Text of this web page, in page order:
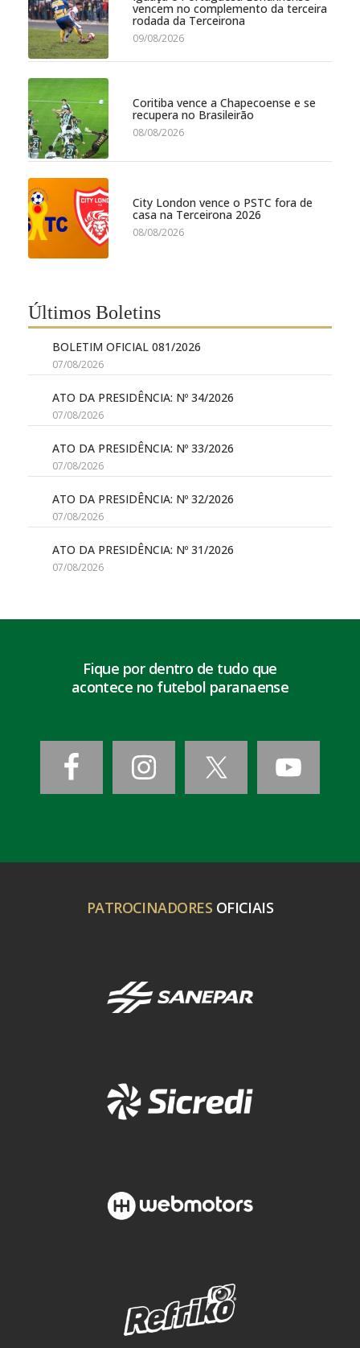
vencem no complemento da terceira
rodada da Terceirona
09/08/2026
Coritiba vence a Chapecoense e se
recupera no Brasileirão
08/08/2026
City London vence o PSTC fora de
casa na Terceirona 2026
08/08/2026
Últimos Boletins
BOLETIM OFICIAL 081/2026
07/08/2026
ATO DA PRESIDÊNCIA: Nº 34/2026
07/08/2026
ATO DA PRESIDÊNCIA: Nº 33/2026
07/08/2026
ATO DA PRESIDÊNCIA: Nº 32/2026
07/08/2026
ATO DA PRESIDÊNCIA: Nº 31/2026
07/08/2026
Fique por dentro de tudo que
acontece no futebol paranaense
PATROCINADORES OFICIAIS